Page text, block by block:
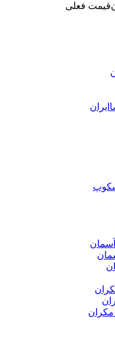
قیمت فعلی
آسمان
مکران